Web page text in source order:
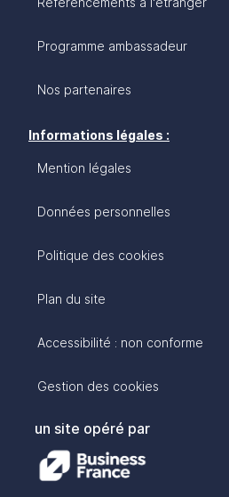
Programme ambassadeur
Nos partenaires
Informations légales :
Mention légales
Données personnelles
Politique des cookies
Plan du site
Accessibilité : non conforme
Gestion des cookies
un site opéré par